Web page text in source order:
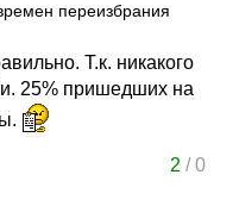
переизбрания
Т.к. никакого
25% пришедших на
2 /0